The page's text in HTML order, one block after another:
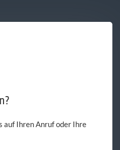
auf Ihren Anruf oder Ihre